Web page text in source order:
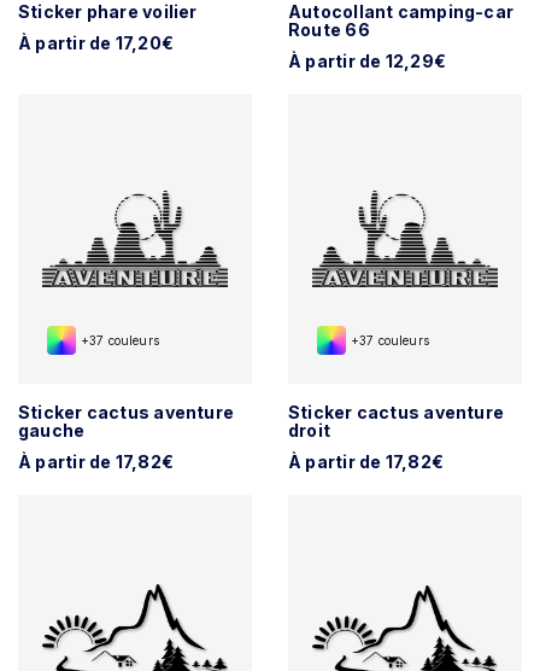
Sticker phare voilier
À partir de 17,20€
Autocollant camping-car
Route 66
À partir de 12,29€
+37 couleurs
Sticker cactus aventure
gauche
À partir de 17,82€
+37 couleurs
Sticker cactus aventure
droit
À partir de 17,82€